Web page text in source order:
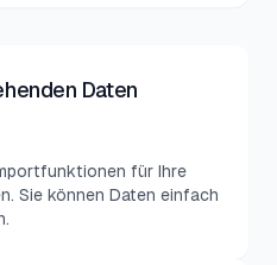
Daten
für Ihre
Sie können Daten einfach